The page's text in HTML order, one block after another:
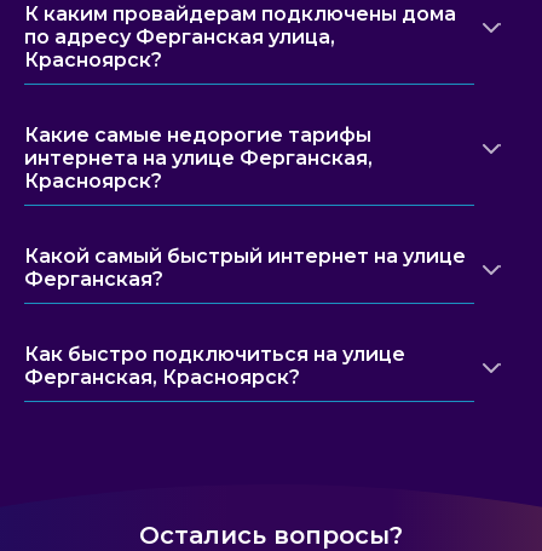
К каким провайдерам подключены дома
по адресу Ферганская улица,
Красноярск?
Какие самые недорогие тарифы
интернета на улице Ферганская,
Красноярск?
Какой самый быстрый интернет на улице
Ферганская?
Как быстро подключиться на улице
Ферганская, Красноярск?
Остались вопросы?